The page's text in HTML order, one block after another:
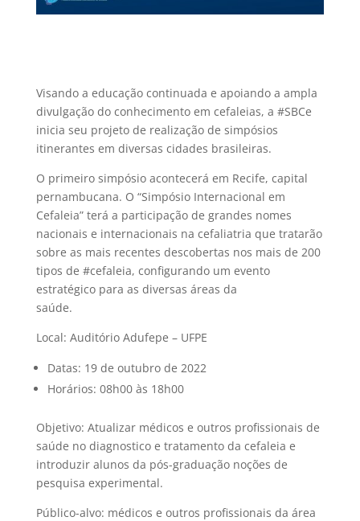
Visando a educação continuada e apoiando a ampla
divulgação do conhecimento em cefaleias, a #SBCe
inicia seu projeto de realização de simpósios
itinerantes em diversas cidades brasileiras.
O primeiro simpósio acontecerá em Recife, capital
pernambucana. O “Simpósio Internacional em
Cefaleia” terá a participação de grandes nomes
nacionais e internacionais na cefaliatria que tratarão
sobre as mais recentes descobertas nos mais de 200
tipos de #cefaleia, configurando um evento
estratégico para as diversas áreas da
saúde.
Local: Auditório Adufepe – UFPE
Datas: 19 de outubro de 2022
Horários: 08h00 às 18h00
Objetivo: Atualizar médicos e outros profissionais de
saúde no diagnostico e tratamento da cefaleia e
introduzir alunos da pós-graduação noções de
pesquisa experimental.
Público-alvo: médicos e outros profissionais da área